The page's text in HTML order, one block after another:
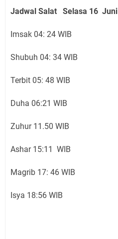
Jadwal Salat Selasa 16 Juni
Imsak 04: 24 WIB
Shubuh 04: 34 WIB
Terbit 05: 48 WIB
Duha 06:21 WIB
Zuhur 11.50 WIB
Ashar 15:11 WIB
Magrib 17: 46 WIB
Isya 18:56 WIB